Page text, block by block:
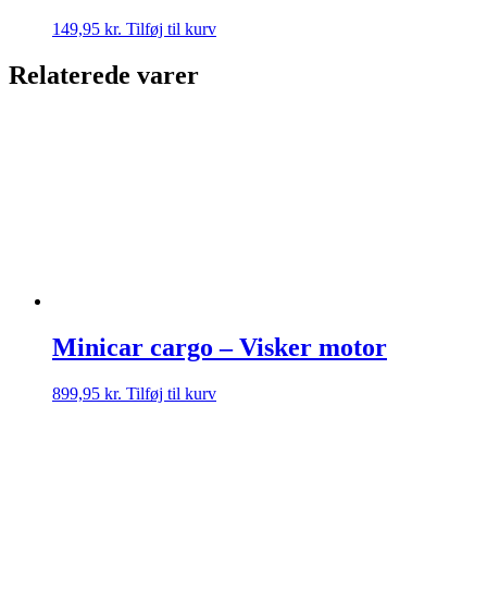
149,95 kr. Tilføj til kurv
Relaterede varer
Minicar cargo – Visker motor
899,95 kr. Tilføj til kurv